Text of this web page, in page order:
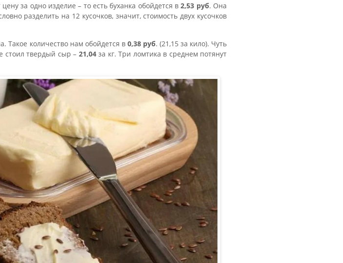
за одно изделие – то есть буханка обойдется в 2,53 руб. Она
разделить на 12 кусочков, значит, стоимость двух кусочков
Такое количество нам обойдется в 0,38 руб. (21,15 за кило). Чуть
стоил твердый сыр – 21,04за кг. Три ломтика в среднем потянут